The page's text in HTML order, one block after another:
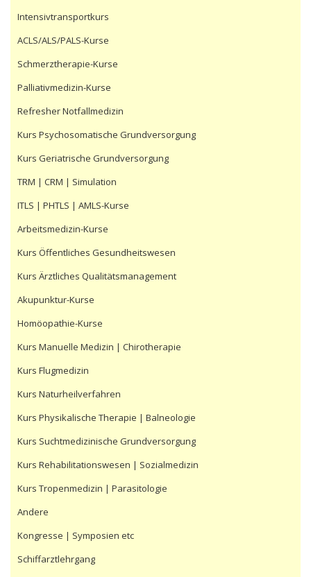
Intensivtransportkurs
ACLS/ALS/PALS-Kurse
Schmerztherapie-Kurse
Palliativmedizin-Kurse
Refresher Notfallmedizin
Kurs Psychosomatische Grundversorgung
Kurs Geriatrische Grundversorgung
TRM | CRM | Simulation
ITLS | PHTLS | AMLS-Kurse
Arbeitsmedizin-Kurse
Kurs Öffentliches Gesundheitswesen
Kurs Ärztliches Qualitätsmanagement
Akupunktur-Kurse
Homöopathie-Kurse
Kurs Manuelle Medizin | Chirotherapie
Kurs Flugmedizin
Kurs Naturheilverfahren
Kurs Physikalische Therapie | Balneologie
Kurs Suchtmedizinische Grundversorgung
Kurs Rehabilitationswesen | Sozialmedizin
Kurs Tropenmedizin | Parasitologie
Andere
Kongresse | Symposien etc
Schiffarztlehrgang